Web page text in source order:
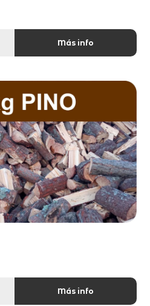
Más info
Más info